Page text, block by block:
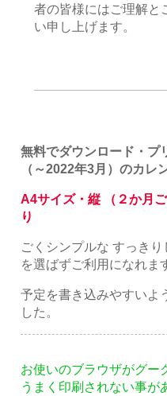
者の皆様にはご理解と
い申し上げます。
無料でダウンロード・プ
（～2022年3月）のカレ
A4サイズ・縦 （２か月
り
ごくシンプルな すっき
を選ばずご利用になれま
予定を書き込みやすいよ
した。
お使いのブラウザがグー
うまく印刷されない事が